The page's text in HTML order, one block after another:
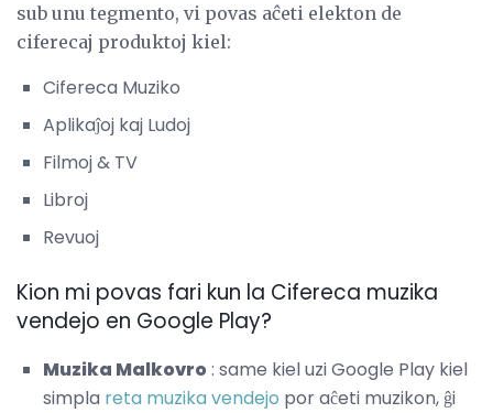
sub unu tegmento, vi povas aĉeti elekton de
ciferecaj produktoj kiel:
Cifereca Muziko
Aplikaĵoj kaj Ludoj
Filmoj & TV
Libroj
Revuoj
Kion mi povas fari kun la Cifereca muzika
vendejo en Google Play?
Muzika Malkovro: same kiel uzi Google Play kiel
simpla reta muzika vendejo por aĉeti muzikon, ĝi